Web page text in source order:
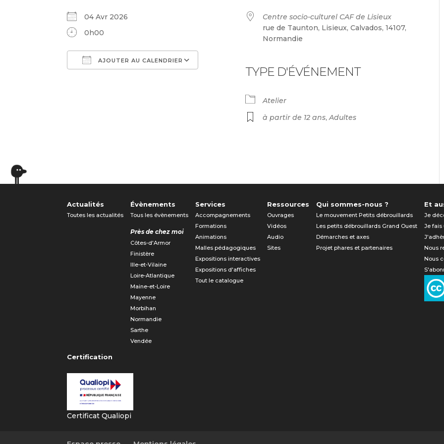
04 Avr 2026
0h00
AJOUTER AU CALENDRIER
Calendrier Google iCalendar
Centre socio-culturel CAF de Lisieux
rue de Taunton, Lisieux, Calvados, 14107,
Normandie
TYPE D'ÉVÉNEMENT
Atelier
à partir de 12 ans,Adultes
Actualités
Toutes les actualités
Évènements
Tous les évènements
Près de chez moi
Côtes-d'Armor
Finistère
Ille-et-Vilaine
Loire-Atlantique
Maine-et-Loire
Mayenne
Morbihan
Normandie
Sarthe
Vendée
Services
Accompagnements
Formations
Animations
Malles pédagogiques
Expositions interactives
Expositions d'affiches
Tout le catalogue
Ressources
Ouvrages
Vidéos
Audio
Sites
Qui sommes-nous ?
Le mouvement Petits débrouillards
Les petits débrouillards Grand Ouest
Démarches et axes
Projet phares et partenaires
Et
Je
Je fais
Nous
Nous
Certification
Certificat Qualiopi